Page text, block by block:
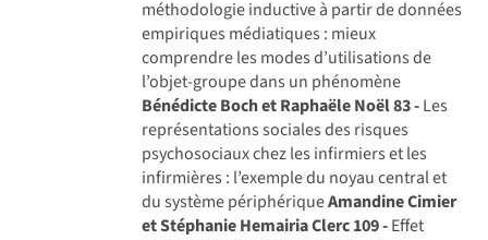
méthodologie inductive à partir de données
empiriques médiatiques : mieux
comprendre les modes d’utilisations de
l’objet-groupe dans un phénomène
Bénédicte Boch et Raphaële Noël83 -Les
représentations sociales des risques
psychosociaux chez les infirmiers et les
infirmières : l’exemple du noyau central et
du système périphériqueAmandine Cimier
et Stéphanie Hemairia Clerc109 -Effet